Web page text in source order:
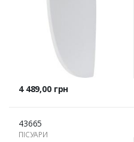
Ціна
4 489,00 грн
43665
ПІСУАРИ